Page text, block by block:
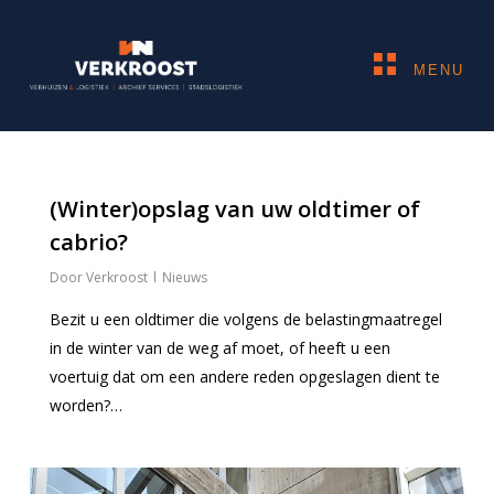
Sluiten
Zoeken
Verhuizen
Zakelijk
Archief services
Stadslogistiek
GOCELO
Referenties
MENU
(Winter)opslag van uw oldtimer of
cabrio?
Verkroost Nieuws
Bezit u een oldtimer die volgens de belastingmaatregel
in de winter van de weg af moet, of heeft u een
voertuig dat om een andere reden opgeslagen dient te
worden?…
0
Close